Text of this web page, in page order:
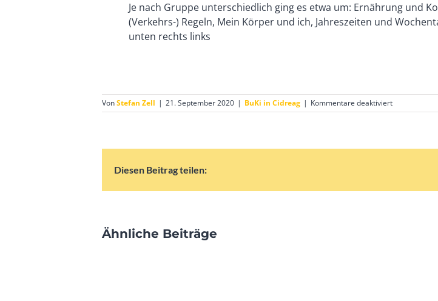
Je nach Gruppe unterschiedlich ging es etwa um: Ernährung und
(Verkehrs-) Regeln, Mein Körper und ich, Jahreszeiten und
unten rechts links
VonStefan Zell | 21. September 2020 | BuKi in Cidreag | Kommentare deaktiviertfür
Der
BuKi-
Diesen Beitrag teilen:
Ähnliche Beiträge